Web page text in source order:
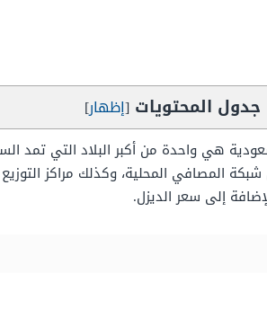
جدول المحتويات [إظهار]
هي واحدة من أكبر البلاد التي تمد
شبكة المصافي المحلية، وكذلك مراكز
إلى سعر الديزل.